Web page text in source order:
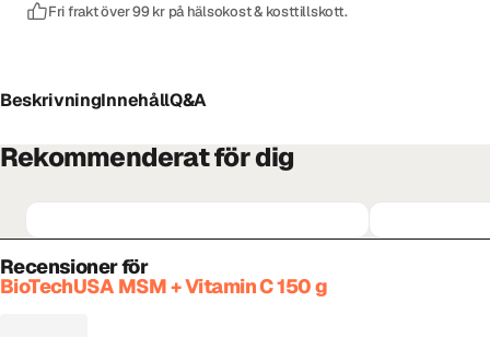
Fri frakt över 99 kr på hälsokost & kosttillskott.
BeskrivningInnehållQ&A
Rekommenderat för dig
Recensioner för
BioTechUSA MSM + Vitamin C 150 g